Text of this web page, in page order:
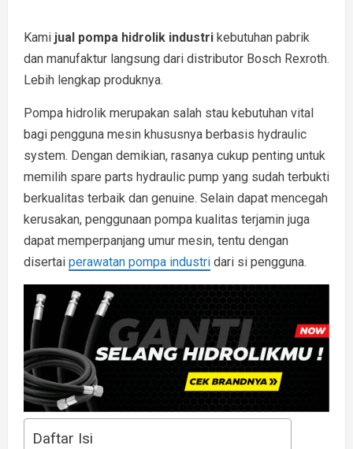
Kami jual pompa hidrolik industri kebutuhan pabrik
dan manufaktur langsung dari distributor Bosch Rexroth.
Lebih lengkap produknya.
Pompa hidrolik merupakan salah stau kebutuhan vital
bagi pengguna mesin khususnya berbasis hydraulic
system. Dengan demikian, rasanya cukup penting untuk
memilih spare parts hydraulic pump yang sudah terbukti
berkualitas terbaik dan genuine. Selain dapat mencegah
kerusakan, penggunaan pompa kualitas terjamin juga
dapat memperpanjang umur mesin, tentu dengan
disertai perawatan pompa industri dari si pengguna.
Daftar Isi